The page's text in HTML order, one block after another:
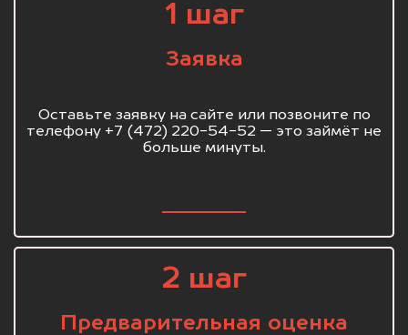
1 шаг
Заявка
Оставьте заявку на сайте или позвоните по
телефону +7 (472) 220-54-52 — это займёт не
больше минуты.
2 шаг
Предварительная оценка